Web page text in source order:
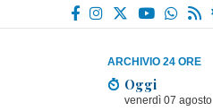
ARCHIVIO 24 ORE
Oggi
venerdì 07 agosto